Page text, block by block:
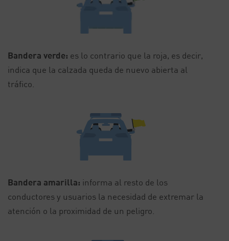
Bandera verde: es lo contrario que la roja, es decir,
indica que la calzada queda de nuevo abierta al
tráfico.
Bandera amarilla: informa al resto de los
conductores y usuarios la necesidad de extremar la
atención o la proximidad de un peligro.